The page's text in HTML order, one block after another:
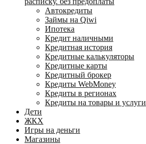
Автокредиты
Займы на Qiwi
Ипотека
Кредит наличными
Кредитная история
Кредитные калькуляторы
Кредитные карты
Кредитный брокер
Кредиты WebMoney
Кредиты в регионах
Кредиты на товары и услуги
Дети
ЖКХ
Игры на деньги
Магазины